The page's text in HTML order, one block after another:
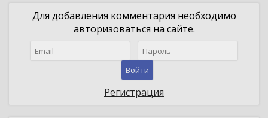
Для добавления комментария необходимо
авторизоваться на сайте.
Войти
Регистрация